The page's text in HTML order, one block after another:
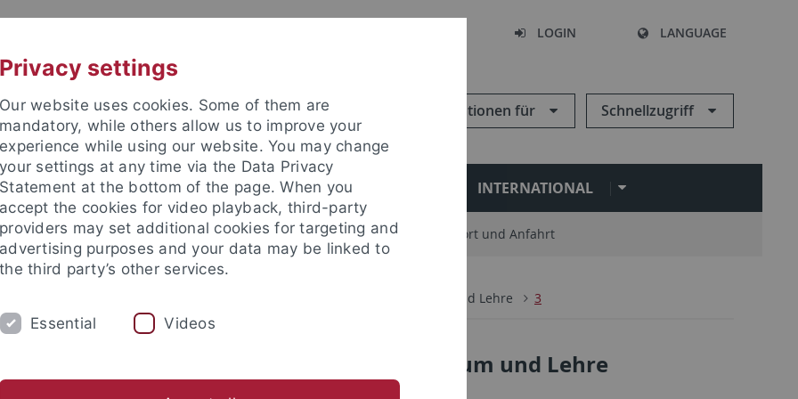
LOGIN LANGUAGE
Informationen für Schnellzugriff
STUDIUM FORSCHUNG EINRICHTUNGEN INTERNATIONAL
und Publikationen Campusleben Im Dialog Karriere Standort und Anfahrt
Studium und Lehre 3
Uni Tübingen aktuell Nr. 2/2026: Studium und Lehre
Privacy settings
Our website uses cookies. Some of them are
mandatory, while others allow us to improve your
experience while using our website. You may change
your settings at any time via the Data Privacy
Statement at the bottom of the page. When you
accept the cookies for video playback, third-party
providers may set additional cookies for targeting and
advertising purposes and your data may be linked to
the third party’s other services.
Essential Videos